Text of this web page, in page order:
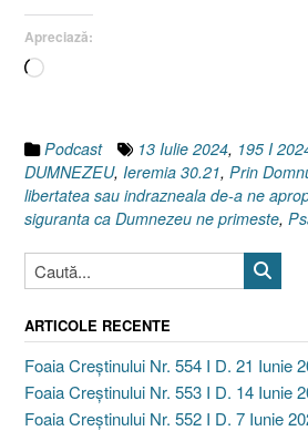
Apreciază:
Încarc...
Podcast 13 Iulie 2024, 195 I
DUMNEZEU, Ieremia 30.21, Prin
libertatea sau indrazneala de-a ne
siguranta ca Dumnezeu ne primeste,
ARTICOLE RECENTE
Foaia Creștinului Nr. 554 I D. 21 Iunie
Foaia Creștinului Nr. 553 I D. 14 Iunie
Foaia Creștinului Nr. 552 I D. 7 Iunie